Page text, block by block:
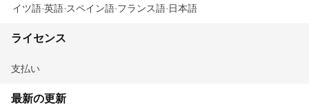
ドイツ語 英語 スペイン語 フランス語 日本語
ライセンス
支払い
最新の更新